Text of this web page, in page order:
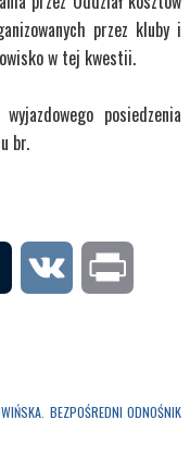
przez kluby i
w tej kwestii.
posiedzenia
br.
Tumblr VK
BEZPOŚREDNI ODNOŚNIK